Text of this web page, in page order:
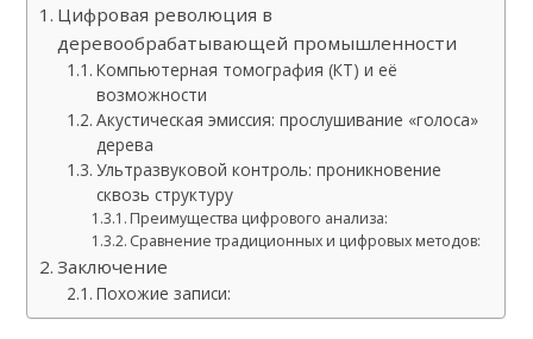
Цифровая революция в
деревообрабатывающей промышленности
Компьютерная томография (КТ) и её
возможности
Акустическая эмиссия: прослушивание «голоса»
дерева
Ультразвуковой контроль: проникновение
сквозь структуру
Преимущества цифрового анализа:
Сравнение традиционных и цифровых методов:
Заключение
Похожие записи: